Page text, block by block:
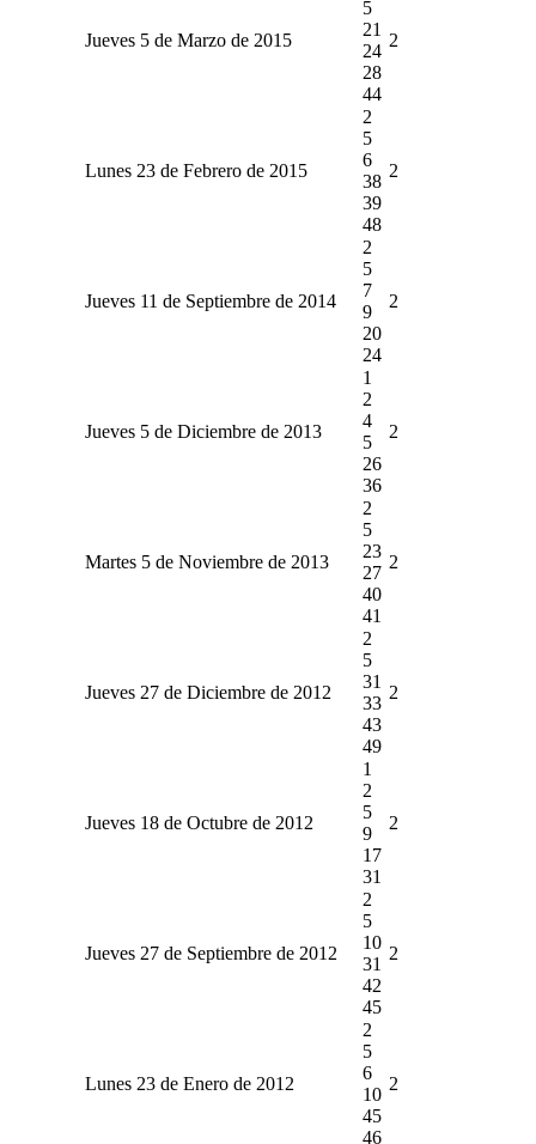
Jueves 5 de Marzo de 2015
5
21
24
28
44
2
Lunes 23 de Febrero de 2015
2
5
6
38
39
48
2
Jueves 11 de Septiembre de 2014
2
5
7
9
20
24
2
Jueves 5 de Diciembre de 2013
1
2
4
5
26
36
2
Martes 5 de Noviembre de 2013
2
5
23
27
40
41
2
Jueves 27 de Diciembre de 2012
2
5
31
33
43
49
2
Jueves 18 de Octubre de 2012
1
2
5
9
17
31
2
Jueves 27 de Septiembre de 2012
2
5
10
31
42
45
2
Lunes 23 de Enero de 2012
2
5
6
10
45
46
2